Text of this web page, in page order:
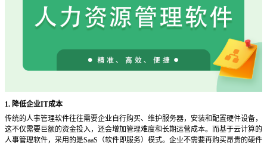
1. 降低企业IT成本
传统的人事管理软件往往需要企业自行购买、维护服务器，安装和配置硬件设备，
这不仅需要巨额的资金投入，还会增加管理难度和长期运营成本。而基于云计算的
人事管理软件，采用的是SaaS（软件即服务）模式。企业不需要再购买昂贵的硬件